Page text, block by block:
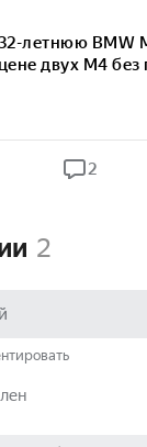
летнюю BMW
цене двух M4 без
2
2